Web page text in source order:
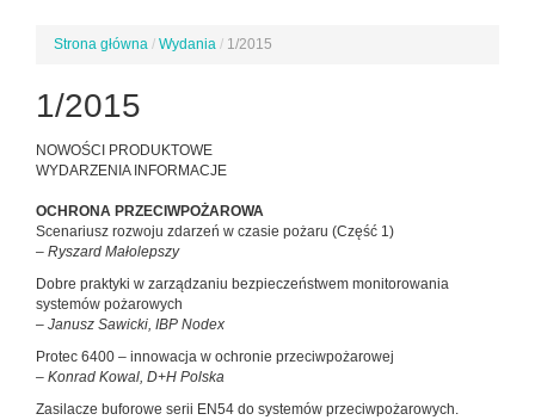
Jesteś
Strona główna / Wydania / 1/2015
1/2015
NOWOŚCI PRODUKTOWE
WYDARZENIA INFORMACJE
OCHRONA PRZECIWPOŻAROWA
Scenariusz rozwoju zdarzeń w czasie pożaru (Część 1)
– Ryszard Małolepszy
Dobre praktyki w zarządzaniu bezpieczeństwem monitorowania
systemów pożarowych
– Janusz Sawicki, IBP Nodex
Protec 6400 – innowacja w ochronie przeciwpożarowej
– Konrad Kowal, D+H Polska
Zasilacze buforowe serii EN54 do systemów przeciwpożarowych.